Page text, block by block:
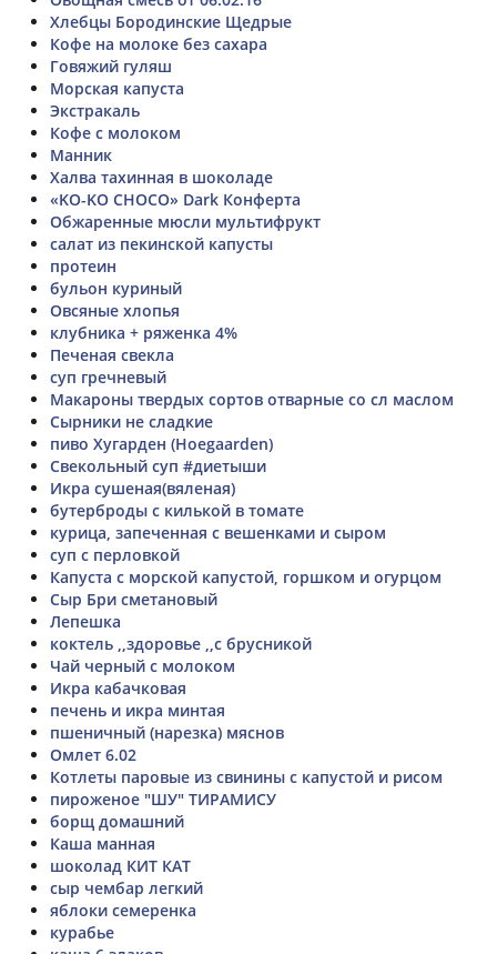
Хлебцы Бородинские Щедрые
Кофе на молоке без сахара
Говяжий гуляш
Морская капуста
Экстракаль
Кофе с молоком
Манник
Халва тахинная в шоколаде
«KO-KO CHOCO» Dark Конферта
Обжаренные мюсли мультифрукт
салат из пекинской капусты
протеин
бульон куриный
Овсяные хлопья
клубника + ряженка 4%
Печеная свекла
суп гречневый
Макароны твердых сортов отварные со сл маслом
Сырники не сладкие
пиво Хугарден (Hoegaarden)
Свекольный суп #диетыши
Икра сушеная(вяленая)
бутерброды с килькой в томате
курица, запеченная с вешенками и сыром
суп с перловкой
Капуста с морской капустой, горшком и огурцом
Сыр Бри сметановый
Лепешка
коктель ,,здоровье ,,с брусникой
Чай черный с молоком
Икра кабачковая
печень и икра минтая
пшеничный (нарезка) мяснов
Омлет 6.02
Котлеты паровые из свинины с капустой и рисом
пироженое "ШУ" ТИРАМИСУ
борщ домашний
Каша манная
шоколад КИТ КАТ
сыр чембар легкий
яблоки семеренка
курабье